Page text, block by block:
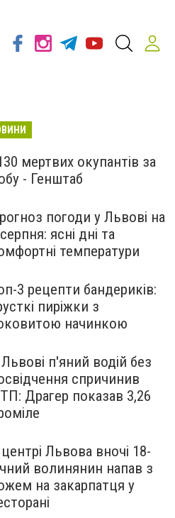
мертвих окупантів за
- Генштаб
погоди у Львові на
ясні дні та
температури
3 рецепти бандериків:
пиріжки з
начинкою
п'яний водій без
спричинив
Драгер показав 3,26
Львова вночі 18-
волинянин напав з
на закарпатця у